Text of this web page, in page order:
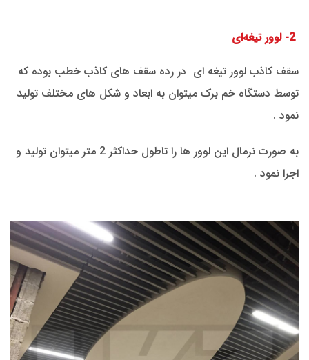
2- لوور تیغه‌ای
سقف کاذب لوور تیغه ای در رده سقف های کاذب خطب بوده که
توسط دستگاه خم برک میتوان به ابعاد و شکل های مختلف تولید
نمود .
به صورت نرمال این لوور ها را تاطول حداکثر 2 متر میتوان تولید و
اجرا نمود .